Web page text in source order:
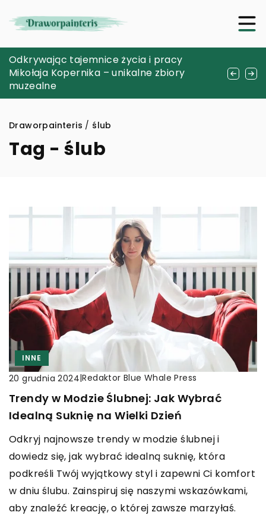
Czy wędkarstwo może stać się formą
medytacji?
Odkrywając tajemnice życia i pracy
Mikołaja Kopernika – unikalne zbiory
muzealne
Innowacyjne podejścia do poprawy
efektywności w sektorze zdrowia i
produkcji
Draworpainteris / ślub
Tag - ślub
INNE
20 grudnia 2024|Redaktor Blue Whale Press
Trendy w Modzie Ślubnej: Jak Wybrać
Idealną Suknię na Wielki Dzień
Odkryj najnowsze trendy w modzie ślubnej i
dowiedz się, jak wybrać idealną suknię, która
podkreśli Twój wyjątkowy styl i zapewni Ci komfort
w dniu ślubu. Zainspiruj się naszymi wskazówkami,
aby znaleźć kreację, o której zawsze marzyłaś.